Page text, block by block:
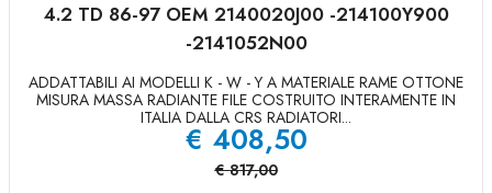
4.2 TD 86-97 OEM 2140020J00 -214100Y900
-2141052N00
ADDATTABILI AI MODELLI K - W - Y A MATERIALE RAME OTTONE
MISURA MASSA RADIANTE FILE COSTRUITO INTERAMENTE IN
ITALIA DALLA CRS RADIATORI...
€ 408,50
€ 817,00